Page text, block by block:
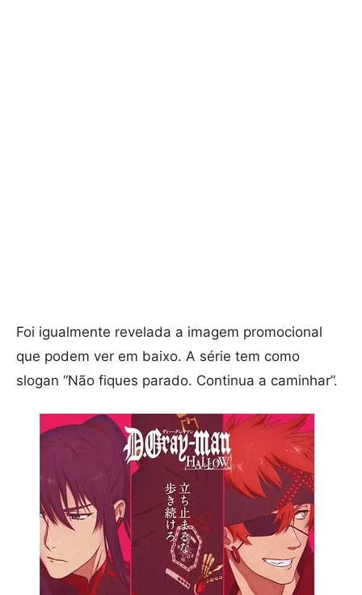
Foi igualmente revelada a imagem promocional
que podem ver em baixo. A série tem como
slogan “Não fiques parado. Continua a caminhar”.